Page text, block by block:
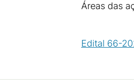
Áreas das
Edital 66-